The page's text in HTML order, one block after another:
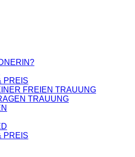
PREIS
FREIEN TRAUUNG
TRAUUNG
PREIS
purchase